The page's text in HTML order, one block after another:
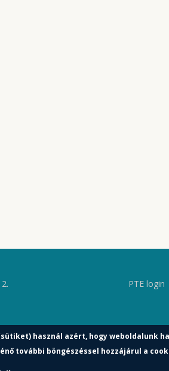
PTE login
használ azért, hogy weboldalunk
további böngészéssel hozzájárul a